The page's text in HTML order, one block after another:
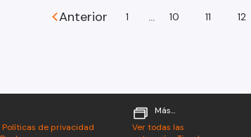
Anterior 1 ... 10 11 12
Políticas de privacidad
Más...
Ver todas las